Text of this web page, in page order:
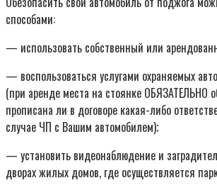
способами:
— использовать собственный или
— воспользоваться услугами охраняемых
(при аренде места на стоянке ОБЯЗАТЕЛЬНО
прописана ли в договоре какая-либо
случае ЧП с Вашим автомобилем);
— установить видеонаблюдение и
дворах жилых домов, где осуществляется